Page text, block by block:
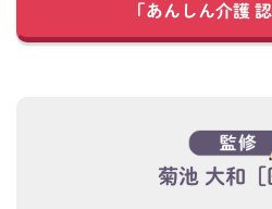
「あんしん介護
菊池 大和［